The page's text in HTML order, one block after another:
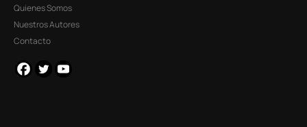
Quienes Somos
Nuestros Autores
Contacto